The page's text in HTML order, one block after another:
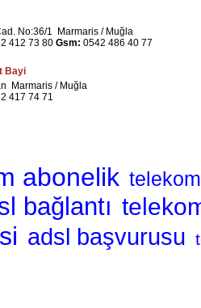
No:36/1 Marmaris / Muğla
412 73 80 Gsm: 0542 486 40 77
Bayi
Marmaris / Muğla
417 74 71
abonelik
bağlantı
adsl başvurusu